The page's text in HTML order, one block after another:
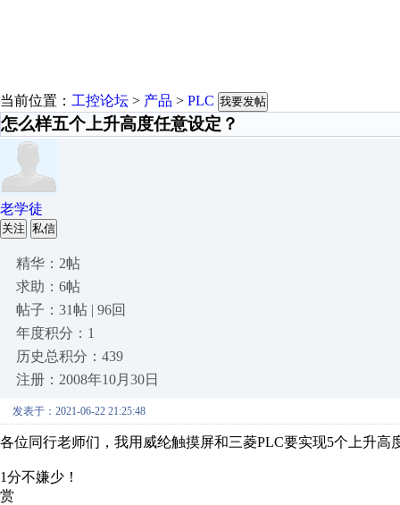
当前位置： 工控论坛 > 产品 > PLC 我要发帖
怎么样五个上升高度任意设定？
老学徒
关注 私信
精华：2帖
求助：6帖
帖子：31帖 | 96回
年度积分：1
历史总积分：439
注册：2008年10月30日
发表于：2021-06-22 21:25:48
各位同行老师们，我用威纶触摸屏和三菱PLC要实现5个上升
1分不嫌少！
赏